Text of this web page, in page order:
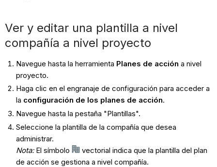
Ver y editar una plantilla a nivel
compañía a nivel proyecto
Navegue hasta la herramienta Planes de acción a nivel
proyecto.
Haga clic en el engranaje de configuración para acceder a
la configuración de los planes de acción.
Navegue hasta la pestaña "Plantillas".
Seleccione la plantilla de la compañía que desea
administrar.
Nota:El símbolo
vectorial indica que la plantilla del plan
de acción se gestiona a nivel compañía.